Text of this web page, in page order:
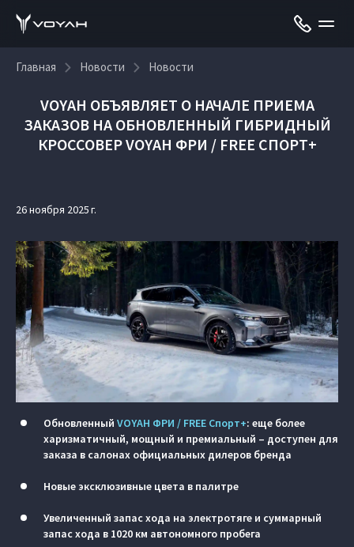
Главная Новости Новости
VOYAH ОБЪЯВЛЯЕТ О НАЧАЛЕ ПРИЕМА
ЗАКАЗОВ НА ОБНОВЛЕННЫЙ ГИБРИДНЫЙ
КРОССОВЕР VOYAH ФРИ / FREE СПОРТ+
26 ноября 2025 г.
Обновленный VOYAH ФРИ / FREE Спорт+: еще более
харизматичный, мощный и премиальный – доступен для
заказа в салонах официальных дилеров бренда
Новые эксклюзивные цвета в палитре
Увеличенный запас хода на электротяге и суммарный
запас хода в 1020 км автономного пробега